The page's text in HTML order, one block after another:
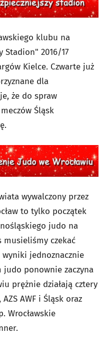
klubu na
Stadion" 2016/17
Kielce. Czwarte już
dla
że do spraw
Śląsk
wywalczony przez
to tylko początek
judo na
musieliśmy czekać
jednoznacznie
judo ponownie zaczyna
prężnie działają cztery
AWF i Śląsk oraz
Wrocławskie